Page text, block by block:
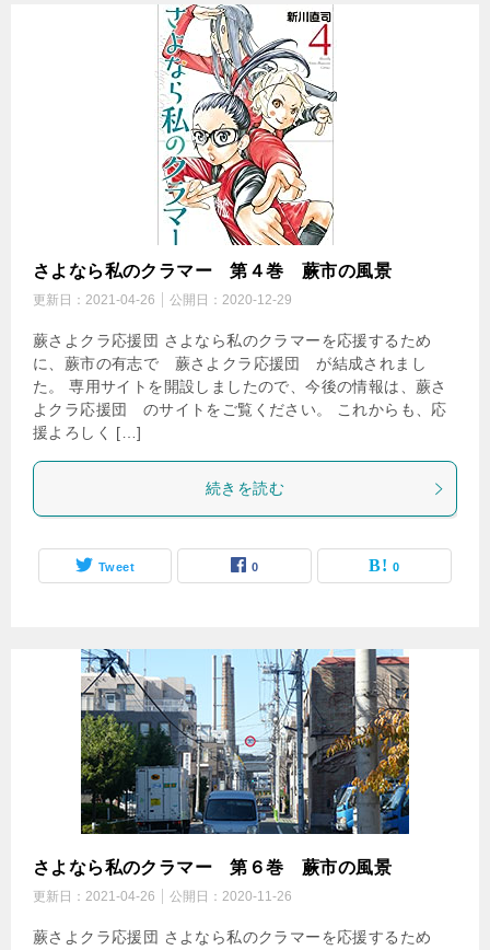
さよなら私のクラマー 第４巻 蕨市の風景
更新日： 2021-04-26 公開日： 2020-12-29
蕨さよクラ応援団 さよなら私のクラマーを応援するため
に、蕨市の有志で 蕨さよクラ応援団 が結成されまし
た。 専用サイトを開設しましたので、今後の情報は、蕨さ
よクラ応援団 のサイトをご覧ください。 これからも、応
援よろしく […]
続きを読む
Tweet 0 0
さよなら私のクラマー 第６巻 蕨市の風景
更新日： 2021-04-26 公開日： 2020-11-26
蕨さよクラ応援団 さよなら私のクラマーを応援するため